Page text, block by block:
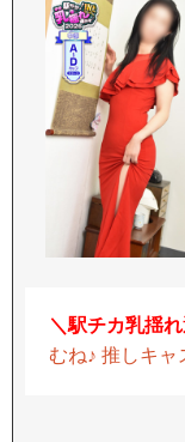
＼駅チカ乳揺
むね♪ 推しキャ
と細身で色白